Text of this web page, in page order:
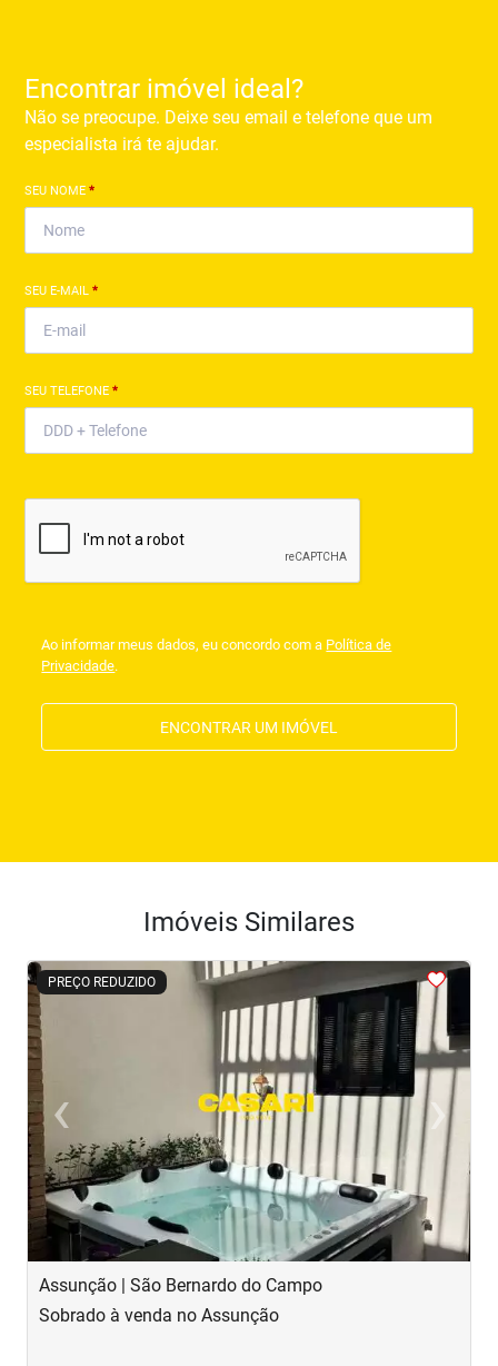
Encontrar imóvel ideal?
Não se preocupe. Deixe seu email e telefone que um
especialista irá te ajudar.
SEU NOME*
SEU E-MAIL*
SEU TELEFONE*
Ao informar meus dados, eu concordo com a Política de
Privacidade.
ENCONTRAR UM IMÓVEL
Imóveis Similares
PREÇO REDUZIDO
<<<<
‹Previous ›Next
Assunção | São Bernardo do Campo
Sobrado à venda no Assunção